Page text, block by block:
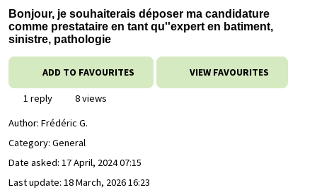
Bonjour, je souhaiterais déposer ma candidature
comme prestataire en tant qu''expert en batiment,
sinistre, pathologie
ADD TO FAVOURITES VIEW FAVOURITES
1 reply
8 views
Author: Frédéric G.
Category: General
Date asked: 17 April, 2024 07:15
Last update: 18 March, 2026 16:23